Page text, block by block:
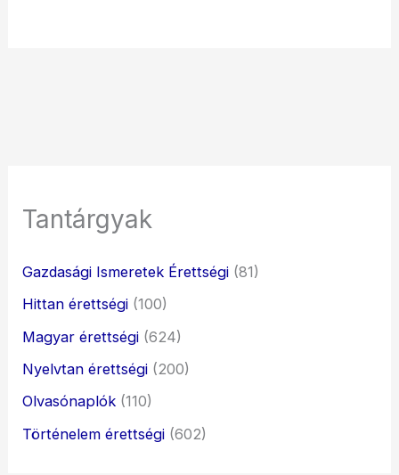
Tantárgyak
Gazdasági Ismeretek Érettségi (81)
Hittan érettségi (100)
Magyar érettségi (624)
Nyelvtan érettségi (200)
Olvasónaplók (110)
Történelem érettségi (602)